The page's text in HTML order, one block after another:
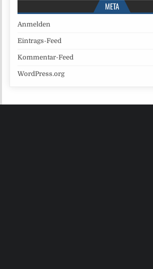
META
Anmelden
Eintrags-Feed
Kommentar-Feed
WordPress.org